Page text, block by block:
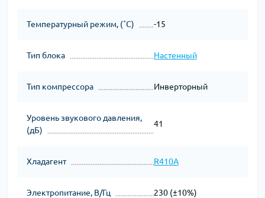
Температурный режим, (˚С) -15
Тип блока Настенный
Тип компрессора Инверторный
Уровень звукового давления,
(дБ)
41
Хладагент R410A
Электропитание, В/Гц 230 (±10%)